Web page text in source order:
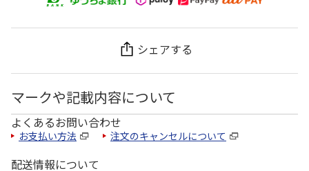
シェアする
マークや記載内容について
よくあるお問い合わせ
お支払い方法 注文のキャンセルについて
配送情報について